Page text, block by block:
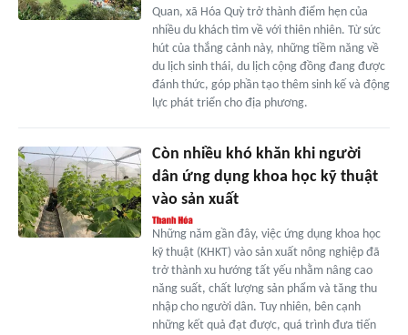
Quan, xã Hóa Quỳ trở thành điểm hẹn của
nhiều du khách tìm về với thiên nhiên. Từ sức
hút của thắng cảnh này, những tiềm năng về
du lịch sinh thái, du lịch cộng đồng đang được
đánh thức, góp phần tạo thêm sinh kế và động
lực phát triển cho địa phương.
Còn nhiều khó khăn khi người
dân ứng dụng khoa học kỹ thuật
vào sản xuất
Những năm gần đây, việc ứng dụng khoa học
kỹ thuật (KHKT) vào sản xuất nông nghiệp đã
trở thành xu hướng tất yếu nhằm nâng cao
năng suất, chất lượng sản phẩm và tăng thu
nhập cho người dân. Tuy nhiên, bên cạnh
những kết quả đạt được, quá trình đưa tiến